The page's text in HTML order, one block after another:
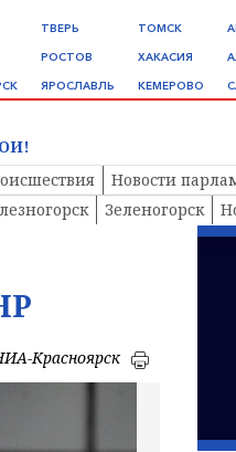
ТВЕРЬ
РОСТОВ
ЯРОСЛАВЛЬ
ТОМСК
ХАКАСИЯ
КЕМЕРОВО
Новости
Зеленогорск
Красноярск